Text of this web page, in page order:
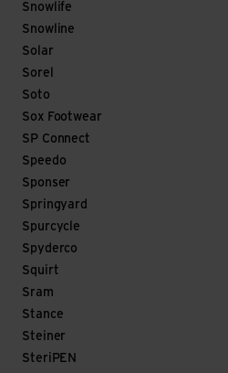
Snowlife
Snowline
Solar
Sorel
Soto
Sox Footwear
SP Connect
Speedo
Sponser
Springyard
Spurcycle
Spyderco
Squirt
Sram
Stance
Steiner
SteriPEN